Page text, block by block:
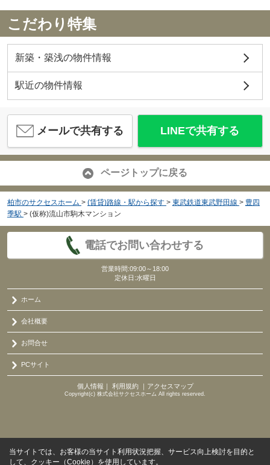
こだわり特集
新築・築浅の物件情報
駅近の物件情報
メールで共有する LINEで共有する
ページトップに戻る
柏市のサクセスホーム > (賃貸)路線・駅から探す > 東武鉄道東武野田線 > 豊四
季駅 > (仮称)流山市駒木マンション
電話でお問い合わせする
営業時間:09:00～18:00
定休日:水曜日
ホーム
会社概要
お問合せ
PCサイト
個人情報 ｜ 利用規約｜ アクセスマップ
Copyright(c) 株式会社サクセスホーム All rights reserved.
当サイトでは、お客様の当サイト利用状況把握、サービス向上検討を目的と
して、クッキー（Cookie）を使用しています。